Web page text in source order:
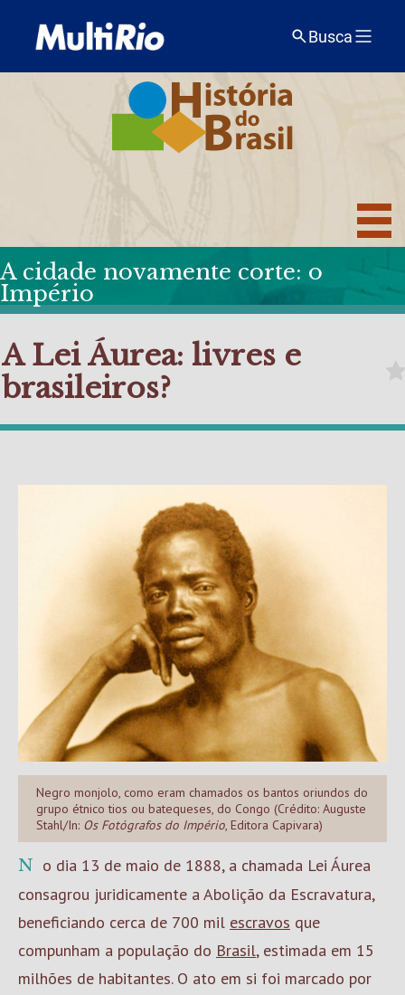
Busca
A cidade novamente corte: o
Império
A Lei Áurea: livres e
brasileiros?
Negro monjolo, como eram chamados os bantos oriundos do
grupo étnico tios ou batequeses, do Congo (Crédito: Auguste
Stahl/In: Os Fotógrafos do Império, Editora Capivara)
No dia 13 de maio de 1888, a chamada Lei Áurea
consagrou juridicamente a Abolição da Escravatura,
beneficiando cerca de 700 mil escravos que
compunham a população do Brasil, estimada em 15
milhões de habitantes. O ato em si foi marcado por